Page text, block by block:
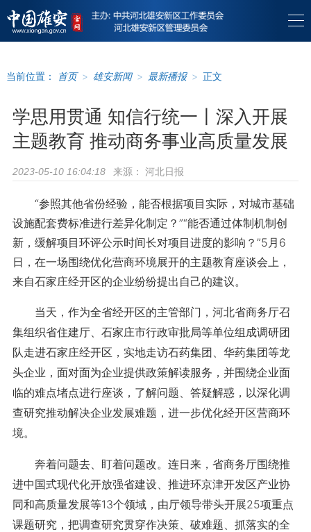
当前位置： 首页 > 雄安新闻 > 最新播报 > 正文
学思用贯通 知信行统一丨深入开展
主题教育 推动商务事业高质量发展
2023-05-10 16:04:18 来源： 河北日报
“参照其他省份经验，能否根据项目实际，对城市基础
设施配套费标准进行差异化制定？”“能否通过体制机制创
新，缓解项目环评公示时间长对项目进度的影响？”5月6
日，在一场围绕优化营商环境展开的主题教育座谈会上，
来自石家庄经开区的企业纷纷提出自己的建议。
当天，作为全省经开区的主管部门，河北省商务厅召
集组织省住建厅、石家庄市行政审批局等单位组成调研团
队走进石家庄经开区，实地走访石药集团、华药集团等龙
头企业，面对面为企业提供政策解读服务，并围绕企业面
临的难点堵点进行座谈，了解问题、答疑解惑，以深化调
查研究推动解决企业发展难题，进一步优化经开区营商环
境。
奔着问题去、盯着问题改。连日来，省商务厅围绕推
进中国式现代化开放强省建设、推进环京津开发区产业协
同和高质量发展等13个领域，由厅领导带头开展25项重点
课题研究，把调查研究贯穿作决策、破难题、抓落实的全